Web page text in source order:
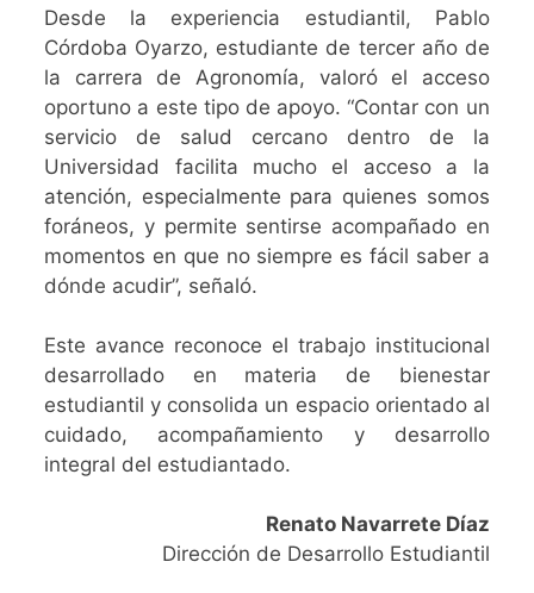
Desde la experiencia estudiantil, Pablo
Córdoba Oyarzo, estudiante de tercer año de
la carrera de Agronomía, valoró el acceso
oportuno a este tipo de apoyo. “Contar con un
servicio de salud cercano dentro de la
Universidad facilita mucho el acceso a la
atención, especialmente para quienes somos
foráneos, y permite sentirse acompañado en
momentos en que no siempre es fácil saber a
dónde acudir”, señaló.
Este avance reconoce el trabajo institucional
desarrollado en materia de bienestar
estudiantil y consolida un espacio orientado al
cuidado, acompañamiento y desarrollo
integral del estudiantado.
Renato Navarrete Díaz
Dirección de Desarrollo Estudiantil